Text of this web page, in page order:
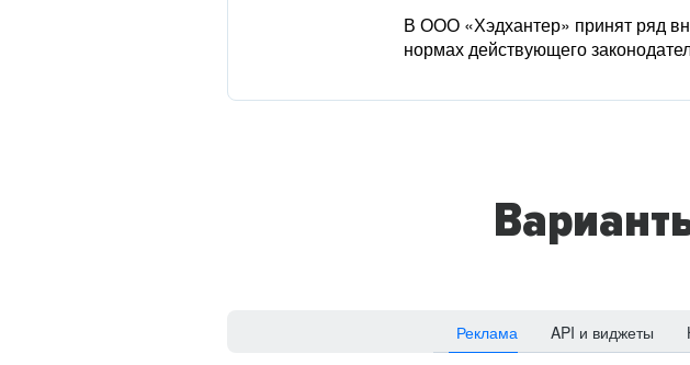
В ООО «Хэдхантер» принят ряд
нормах действующего
Реклама API и виджеты